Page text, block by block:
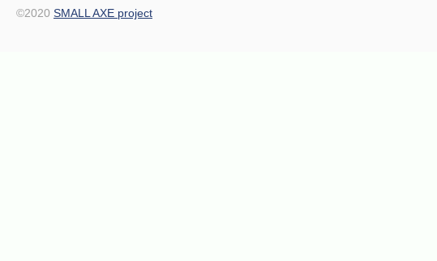
©2020 SMALL AXE project